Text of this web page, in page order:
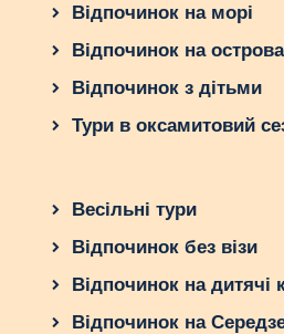
Відпочинок на морі
Відпочинок на
Відпочинок з дітьми
Тури в оксамитовий
Весільні тури
Відпочинок без візи
Відпочинок на дитячі
Відпочинок на